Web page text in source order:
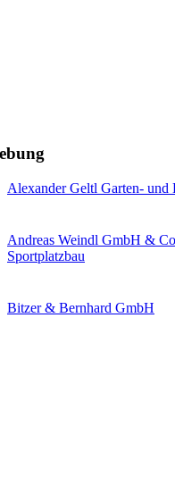
Alexander Geltl Garten- und
Andreas Weindl GmbH &
Sportplatzbau
Bitzer & Bernhard GmbH